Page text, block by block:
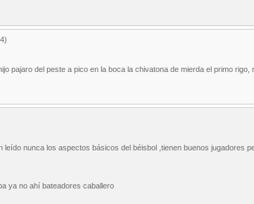
pajaro del peste a pico en la boca la chivatona de mierda el primo rigo,
nunca los aspectos básicos del béisbol ,tienen buenos jugadores
ya no ahí bateadores caballero